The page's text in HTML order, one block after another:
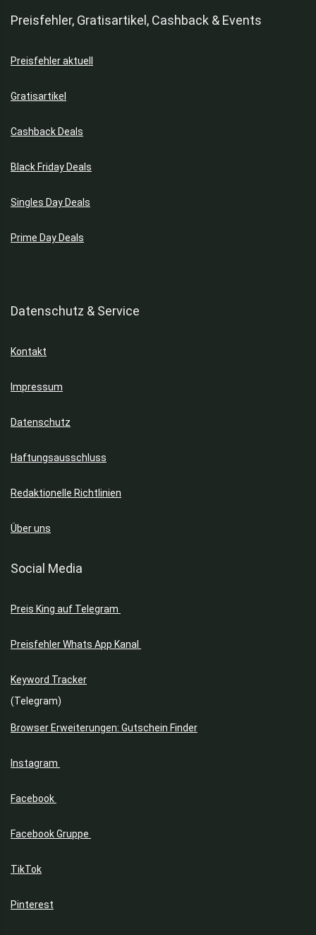
Preisfehler, Gratisartikel, Cashback & Events
Preisfehler aktuell
Gratisartikel
Cashback Deals
Black Friday Deals
Singles Day Deals
Prime Day Deals
Datenschutz & Service
Kontakt
Impressum
Datenschutz
Haftungsausschluss
Redaktionelle Richtlinien
Über uns
Social Media
Preis King auf Telegram
Preisfehler Whats App Kanal
Keyword Tracker
(Telegram)
Browser Erweiterungen: Gutschein Finder
Instagram
Facebook
Facebook Gruppe
TikTok
Pinterest